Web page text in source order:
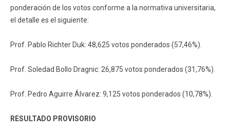
ponderación de los votos conforme a la normativa universitaria,
el detalle es el siguiente:
Prof. Pablo Richter Duk: 48,625 votos ponderados (57,46%).
Prof. Soledad Bollo Dragnic: 26,875 votos ponderados (31,76%).
Prof. Pedro Aguirre Álvarez: 9,125 votos ponderados (10,78%).
RESULTADO PROVISORIO